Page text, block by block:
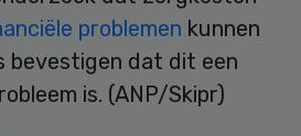
problemen kunnen
bevestigen dat dit een
is. (ANP/Skipr)